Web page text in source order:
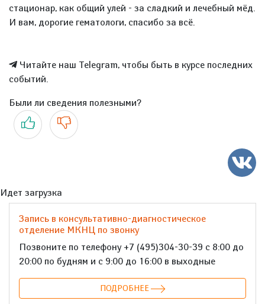
стационар, как общий улей - за сладкий и лечебный мёд.
И вам, дорогие гематологи, спасибо за всё.
Читайте наш Telegram, чтобы быть в курсе последних
событий.
Были ли сведения полезными?
Да Нет
Идет загрузка
Запись в консультативно-диагностическое
отделение МКНЦ по звонку
Позвоните по телефону +7 (495)304-30-39 с 8:00 до
20:00 по будням и с 9:00 до 16:00 в выходные
ПОДРОБНЕЕ